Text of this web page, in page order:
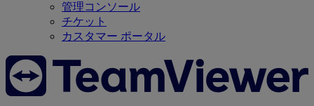
管理コンソール
チケット
カスタマー ポータル